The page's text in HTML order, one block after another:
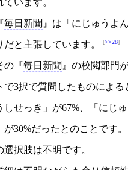
毎日新聞 は「にじゅうよ
だと主張しています。 >>28
の 毎日新聞 の校閲部門
で3択で質問したものによる
しせっき」が67%、「にじゅ
が30%だったとのことです。
選択肢は不明です。